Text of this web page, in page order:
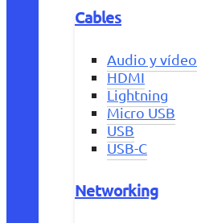
Cables
Audio y vídeo
HDMI
Lightning
Micro USB
USB
USB-C
Networking